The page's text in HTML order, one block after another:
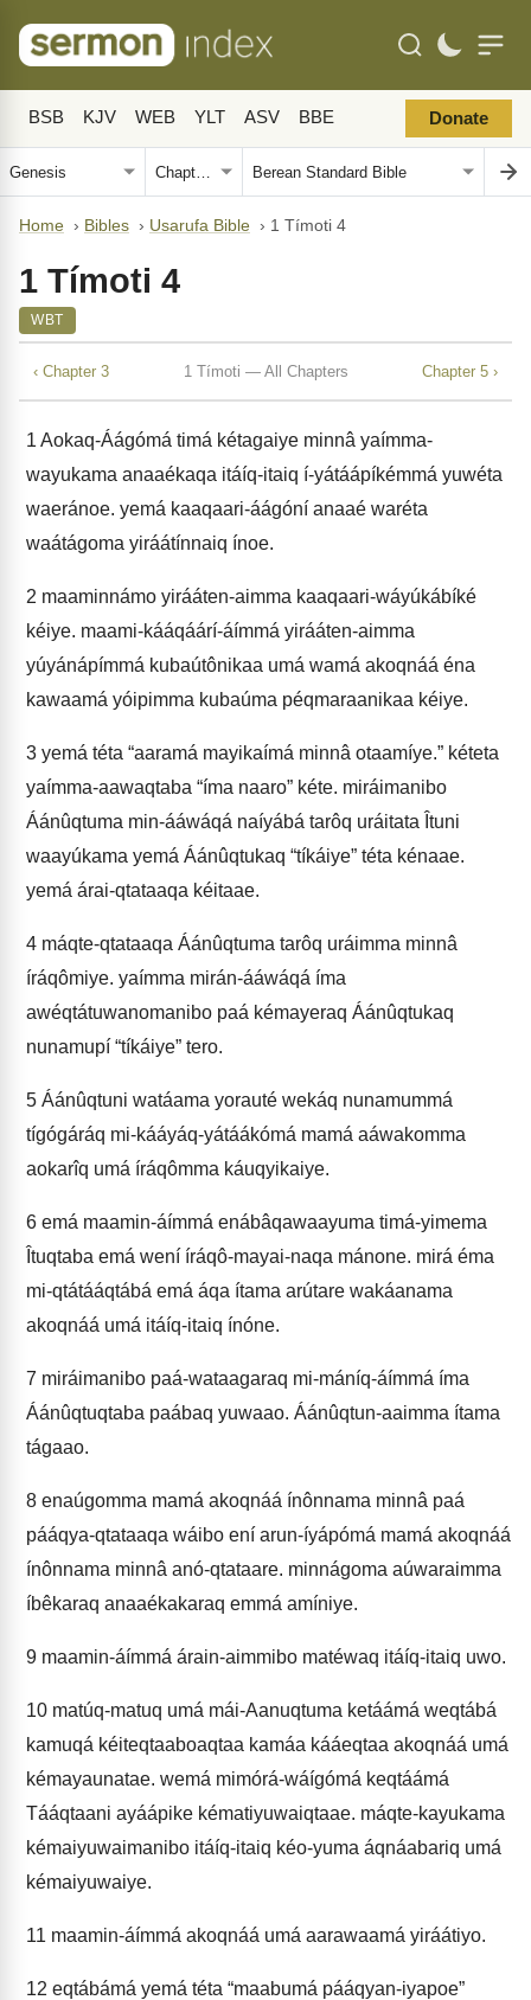
BSB KJV WEB YLT ASV BBE Donate
Home › Bibles › Usarufa Bible › 1 Tímoti 4
1 Tímoti 4
WBT
‹ Chapter 3 1 Tímoti — All Chapters Chapter 5 ›
1 Aokaq-Áágómá timá kétagaiye minnâ yaímma-
wayukama anaaékaqa itáíq-itaiq í-yátáápíkémmá yuwéta
waeránoe. yemá kaaqaari-áágóní anaaé waréta
waátágoma yiráátínnaiq ínoe.
2 maaminnámo yirááten-aimma kaaqaari-wáyúkábíké
kéiye. maami-kááqáárí-áímmá yirááten-aimma
yúyánápímmá kubaútônikaa umá wamá akoqnáá éna
kawaamá yóipimma kubaúma péqmaraanikaa kéiye.
3 yemá téta “aaramá mayikaímá minnâ otaamíye.” kéteta
yaímma-aawaqtaba “íma naaro” kéte. miráimanibo
Áánûqtuma min-ááwáqá naíyábá tarôq uráitata Îtuni
waayúkama yemá Áánûqtukaq “tíkáiye” téta kénaae.
yemá árai-qtataaqa kéitaae.
4 máqte-qtataaqa Áánûqtuma tarôq uráimma minnâ
íráqômiye. yaímma mirán-ááwáqá íma
awéqtátuwanomanibo paá kémayeraq Áánûqtukaq
nunamupí “tíkáiye” tero.
5 Áánûqtuni watáama yorauté wekáq nunamummá
tígógáráq mi-kááyáq-yátáákómá mamá aáwakomma
aokarîq umá íráqômma káuqyikaiye.
6 emá maamin-áímmá enábâqawaayuma timá-yimema
Îtuqtaba emá wení íráqô-mayai-naqa mánone. mirá éma
mi-qtátááqtábá emá áqa ítama arútare wakáanama
akoqnáá umá itáíq-itaiq ínóne.
7 miráimanibo paá-wataagaraq mi-máníq-áímmá íma
Áánûqtuqtaba paábaq yuwaao. Áánûqtun-aaimma ítama
tágaao.
8 enaúgomma mamá akoqnáá ínônnama minnâ paá
pááqya-qtataaqa wáibo ení arun-íyápómá mamá akoqnáá
ínônnama minnâ anó-qtataare. minnágoma aúwaraimma
íbêkaraq anaaékakaraq emmá amíniye.
9 maamin-áímmá árain-aimmibo matéwaq itáíq-itaiq uwo.
10 matúq-matuq umá mái-Aanuqtuma ketáámá weqtábá
kamuqá kéiteqtaaboaqtaa kamáa kááeqtaa akoqnáá umá
kémayaunatae. wemá mimórá-wáígómá keqtáámá
Tááqtaani ayáápike kématiyuwaiqtaae. máqte-kayukama
kémaiyuwaimanibo itáíq-itaiq kéo-yuma áqnáabariq umá
kémaiyuwaiye.
11 maamin-áímmá akoqnáá umá aarawaamá yiráátiyo.
12 eqtábámá yemá téta “maabumá pááqyan-iyapoe”